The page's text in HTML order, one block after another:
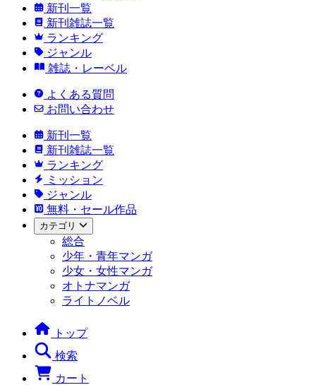
新刊一覧
新刊雑誌一覧
ランキング
ジャンル
雑誌・レーベル
よくある質問
お問い合わせ
新刊一覧
新刊雑誌一覧
ランキング
ミッション
ジャンル
無料・セール作品
カテゴリ
総合
少年・青年マンガ
少女・女性マンガ
オトナマンガ
ライトノベル
トップ
検索
カート